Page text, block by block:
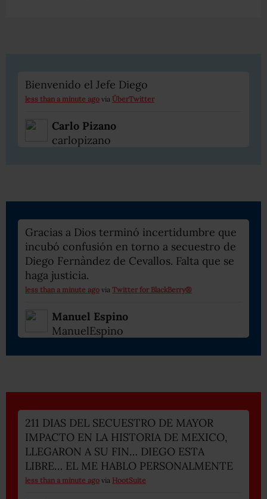
Bienvenido el Jefe Diego
less than a minute ago via ÜberTwitter
Carlo Pizano
carlopizano
Gracias a Dios terminó incertidumbre que
incubó confusión en torno a secuestro de
Diego Fernàndez de Cevallos. Falta que se
haga justicia.
less than a minute ago via Twitter for BlackBerry®
Manuel Espino
ManuelEspino
211 DIAS DEL SECUESTRO DE MAYOR
IMPACTO EN LA HISTORIA DE MEXICO,
LLEGARON A SU FIN… DIEGO ESTA
LIBRE… EL ME HABLO PERSONALMENTE
less than a minute ago via HootSuite